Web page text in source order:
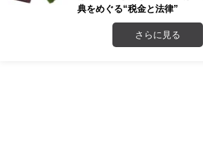
典をめぐる“税金と法律”
さらに見る